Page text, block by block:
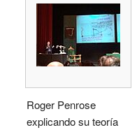
Roger Penrose
explicando su teoría